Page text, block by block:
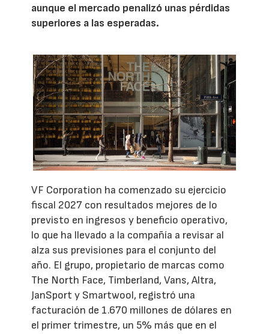
aunque el mercado penalizó unas pérdidas
superiores a las esperadas.
VF Corporation ha comenzado su ejercicio
fiscal 2027 con resultados mejores de lo
previsto en ingresos y beneficio operativo,
lo que ha llevado a la compañía a revisar al
alza sus previsiones para el conjunto del
año. El grupo, propietario de marcas como
The North Face, Timberland, Vans, Altra,
JanSport y Smartwool, registró una
facturación de 1.670 millones de dólares en
el primer trimestre, un 5% más que en el